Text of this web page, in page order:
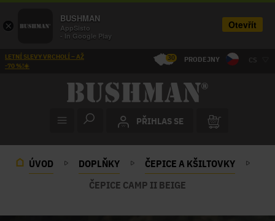
LETNÍ SLEVY VRCHOLÍ – AŽ
-70 %!☀️
30 PRODEJNY CS
PŘIHLAS SE
ÚVOD DOPLŇKY
ČEPICE A KŠILTOVKY
ČEPICE CAMP II BEIGE
×
BUSHMAN
AppSisto
- In Google Play
Otevřít